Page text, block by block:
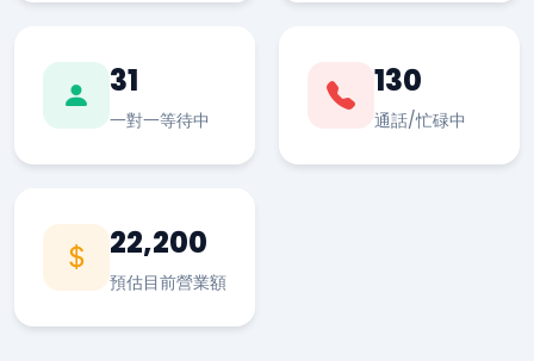
31
一對一等待中
130
通話/忙碌中
22,200
預估目前營業額